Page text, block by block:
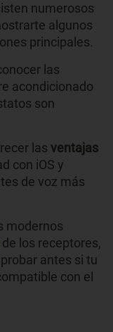
numerosos
algunos
principales.
las
acondicionado
son
las ventajas
con iOS y
de voz más
modernos
de los receptores,
antes si tu
con el